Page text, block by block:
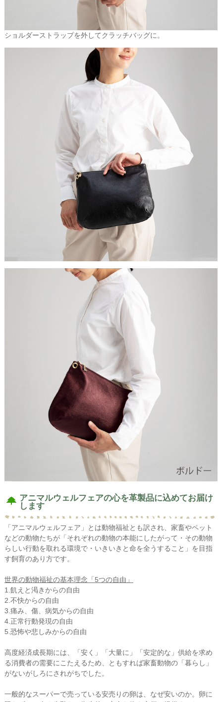
ショルダーストラップを外してクラッチバッグに。
アニマルウェルフェアの心を革製品に込めてお届け
します
「アニマルウェルフェア」とは動物福祉とも訳され、家畜やペット
などの動物たちが「それぞれの動物の本能にしたがって・その動物
らしい行動を取れる環境で・いきいきと命を全うすること」を目指
す飼育のあり方です。
世界の動物福祉の基本理念「5つの自由」
1.飢えと渇きからの自由
2.不快からの自由
3.痛み、傷、病気からの自由
4.正常行動発現の自由
5.恐怖や悲しみからの自由
高度経済成長期には、「安く」「大量に」「安定的な」供給を求め
る消費者の需要にこたえるため、ともすれば家畜動物の「暮らし」
がないがしろにされがちでした。
一般的なスーパーで売っている安売りの卵は、なぜ安いのか。卵に